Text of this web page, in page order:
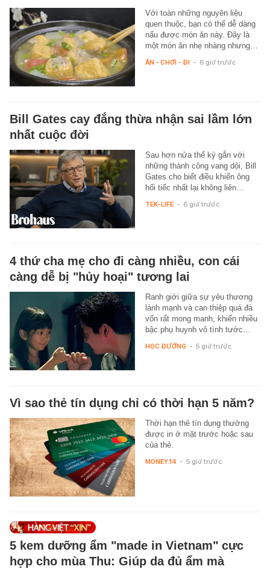
Với toàn những nguyên liệu
quen thuộc, bạn có thể dễ dàng
nấu được món ăn này. Đây là
một món ăn nhẹ nhàng nhưng…
ĂN - CHƠI - ĐI - 6 giờ trước
Bill Gates cay đắng thừa nhận sai lầm lớn
nhất cuộc đời
Sau hơn nửa thế kỷ gắn với
những thành công vang dội, Bill
Gates cho biết điều khiến ông
hối tiếc nhất lại không liên…
TEK-LIFE - 6 giờ trước
4 thứ cha mẹ cho đi càng nhiều, con cái
càng dễ bị "hủy hoại" tương lai
Ranh giới giữa sự yêu thương
lành mạnh và can thiệp quá đà
vốn rất mong manh, khiến nhiều
bậc phụ huynh vô tình tước…
HỌC ĐƯỜNG - 5 giờ trước
Vì sao thẻ tín dụng chỉ có thời hạn 5 năm?
Thời hạn thẻ tín dụng thường
được in ở mặt trước hoặc sau
của thẻ.
MONEY.14 - 5 giờ trước
5 kem dưỡng ẩm "made in Vietnam" cực
hợp cho mùa Thu: Giúp da đủ ẩm mà